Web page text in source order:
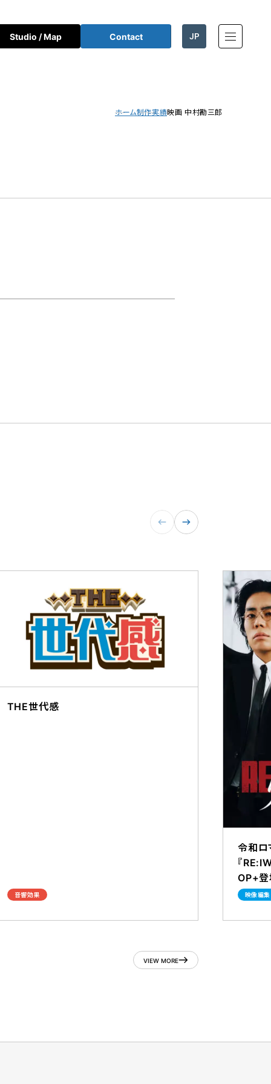
Studio / Map Contact JP
ホーム制作実績映画 中村勘三郎
THE世代感
音響効果
令和ロ
『
OP+
映像編集
VIEW MORE